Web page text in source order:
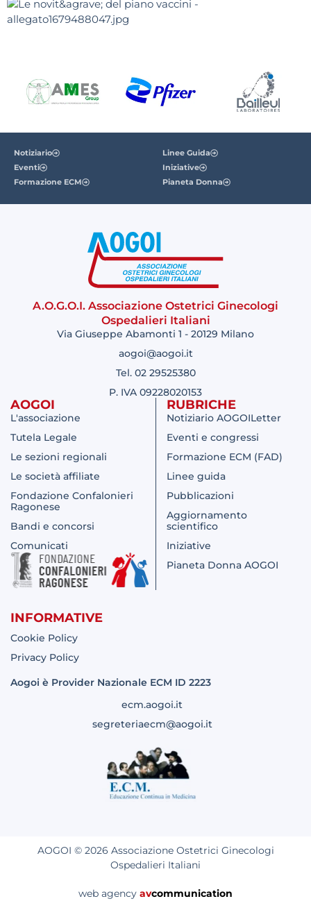
Notiziario
Eventi
Formazione ECM
Linee Guida
Iniziative
Pianeta Donna
A.O.G.O.I. Associazione Ostetrici Ginecologi
Ospedalieri Italiani
Via Giuseppe Abamonti 1 - 20129 Milano
aogoi@aogoi.it
Tel. 02 29525380
P. IVA 09228020153
AOGOI
L'associazione
Tutela Legale
Le sezioni regionali
Le società affiliate
Fondazione Confalonieri
Ragonese
Bandi e concorsi
Comunicati
RUBRICHE
Notiziario AOGOILetter
Eventi e congressi
Formazione ECM (FAD)
Linee guida
Pubblicazioni
Aggiornamento
scientifico
Iniziative
Pianeta Donna AOGOI
INFORMATIVE
Cookie Policy
Privacy Policy
Aogoi è Provider Nazionale ECM ID 2223
ecm.aogoi.it
segreteriaecm@aogoi.it
AOGOI © 2026 Associazione Ostetrici Ginecologi
Ospedalieri Italiani
web agency avcommunication